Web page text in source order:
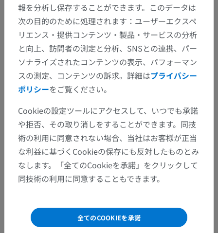
下位構造：
棘上筋
棘下筋
小円筋
肩甲下筋
回旋筋腱板
人体解剖学1
翻訳
間違いを発見しましたか？
報を分析し保存することができます。このデータは
次の目的のために処理されます：ユーザーエクスペ
リエンス・提供コンテンツ・製品・サービスの分析
と向上、訪問者の測定と分析、SNSとの連携、パー
ソナライズされたコンテンツの表示、パフォーマン
スの測定、コンテンツの訴求。詳細はプライバシー
ポリシーをご覧ください。
Cookieの設定ツールにアクセスして、いつでも承諾
や拒否、その取り消しをすることができます。同技
術の利用に同意されない場合、当社はお客様が正当
な利益に基づくCookieの保存にも反対したものとみ
なします。「全てのCookieを承諾」をクリックして
同技術の利用に同意することもできます。
全てのCOOKIEを承諾